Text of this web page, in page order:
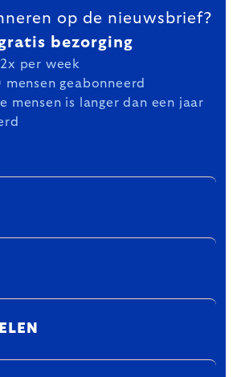
op de nieuwsbrief?
bezorging
per week
mensen geabonneerd
mensen is langer dan een jaar